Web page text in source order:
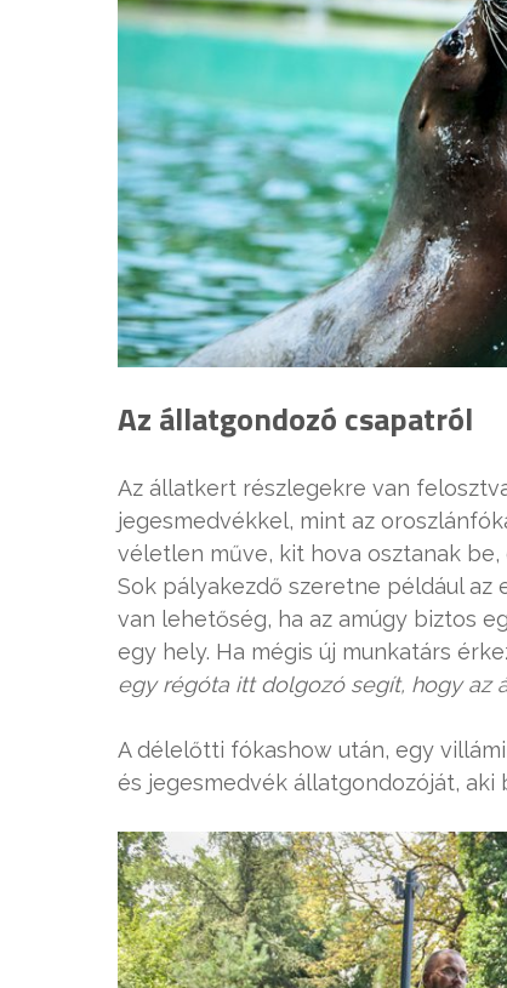
Az állatgondozó csapatról
Az állatkert részlegekre van
jegesmedvékkel, mint az
véletlen műve, kit hova osztanak
Sok pályakezdő szeretne például az
van lehetőség, ha az amúgy biztos
egy hely. Ha mégis új munkatárs
egy régóta itt dolgozó segít, hogy az
A délelőtti fókashow után, egy
és jegesmedvék állatgondozóját,